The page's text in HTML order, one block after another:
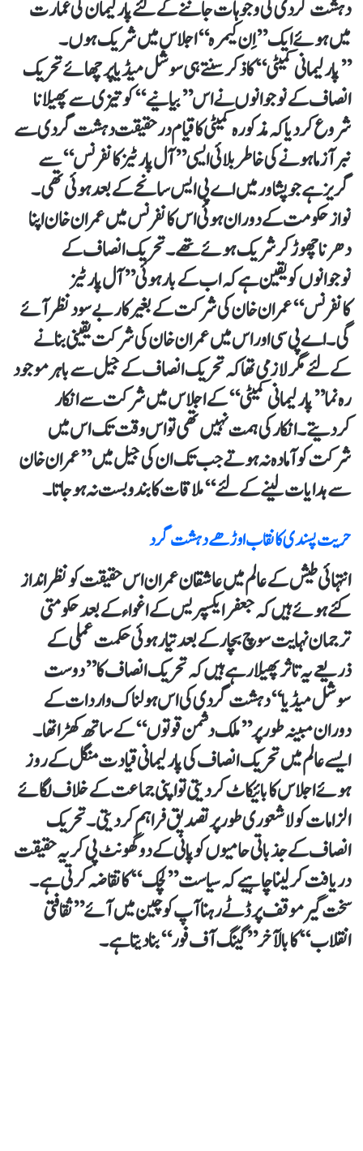
دہشت گردی کی وجوہات جاننے کے لئے پارلیمان کی عمارت
میں ہوئے ایک ’’اِن کیمرہ‘‘ اجلاس میں شریک ہوں۔
’’پارلیمانی کمیٹی‘‘ کا ذکر سنتے ہی سوشل میڈیا پر چھائے تحریک
انصاف کے نوجوانوں نے اس ’’بیانیے‘‘ کو تیزی سے پھیلانا
شروع کردیا کہ مذکورہ کمیٹی کا قیام درحقیقت دہشت گردی سے
نبرآزما ہونے کی خاطر بلائی ایسی ’’آل پارٹیز کانفرنس‘‘ سے
گریز ہے جو پشاور میں اے پی ایس سانحے کے بعد ہوئی تھی۔
نواز حکومت کے دوران ہوئی اس کانفرنس میں عمران خان اپنا
دھرنا چھوڑ کر شریک ہوئے تھے۔ تحریک انصاف کے
نوجوانوں کو یقین ہے کہ اب کے بار ہوئی ’’آل پارٹیز
کانفرنس‘‘ عمران خان کی شرکت کے بغیر کار بے سود نظر آئے
گی۔ اے پی سی اور اس میں عمران خان کی شرکت یقینی بنانے
کے لئے مگر لازمی تھا کہ تحریک انصاف کے جیل سے باہر موجود
رہ نما ’’پارلیمانی کمیٹی‘‘ کے اجلاس میں شرکت سے انکار
کردیتے۔ انکار کی ہمت نہیں تھی تو اس وقت تک اس میں
شرکت کو آمادہ نہ ہوتے جب تک ان کی جیل میں ’’عمران خان
سے ہدایات لینے کے لئے‘‘ ملاقات کا بندوبست نہ ہوجاتا۔
حریت پسندی کا نقاب اوڑھے دہشت گرد
انتہائی طیش کے عالم میں عاشقان عمران اس حقیقت کونظرانداز
کئے ہوئے ہیں کہ جعفر ایکسپریس کے اغواء کے بعد حکومتی
ترجمان نہایت سوچ بچار کے بعد تیار ہوئی حکمت عملی کے
ذریعے یہ تاثر پھیلارہے ہیں کہ تحریک انصاف کا ’’دوست
سوشل میڈیا‘‘ دہشت گردی کی اس ہولناک واردات کے
دوران مبینہ طورپر ’’ملک دشمن قوتوں‘‘ کے ساتھ کھڑا تھا۔
ایسے عالم میں تحریک انصاف کی پارلیمانی قیادت منگل کے روز
ہوئے اجلاس کا بائیکاٹ کردیتی تو اپنی جماعت کے خلاف لگائے
الزامات کو لاشعوری طورپر تصدیق فراہم کردیتی۔ تحریک
انصاف کے جذباتی حامیوں کو پانی کے دو گھونٹ پی کر یہ حقیقت
دریافت کرلینا چاہیے کہ سیاست ’’لچک‘‘ کا تقاضہ کرتی ہے۔
سخت گیر موقف پر ڈٹے رہناآپ کو چین میں آئے ’’ثقافتی
انقلاب‘‘ کا بالآخر ’’گینگ آف فور‘‘ بنادیتا ہے۔